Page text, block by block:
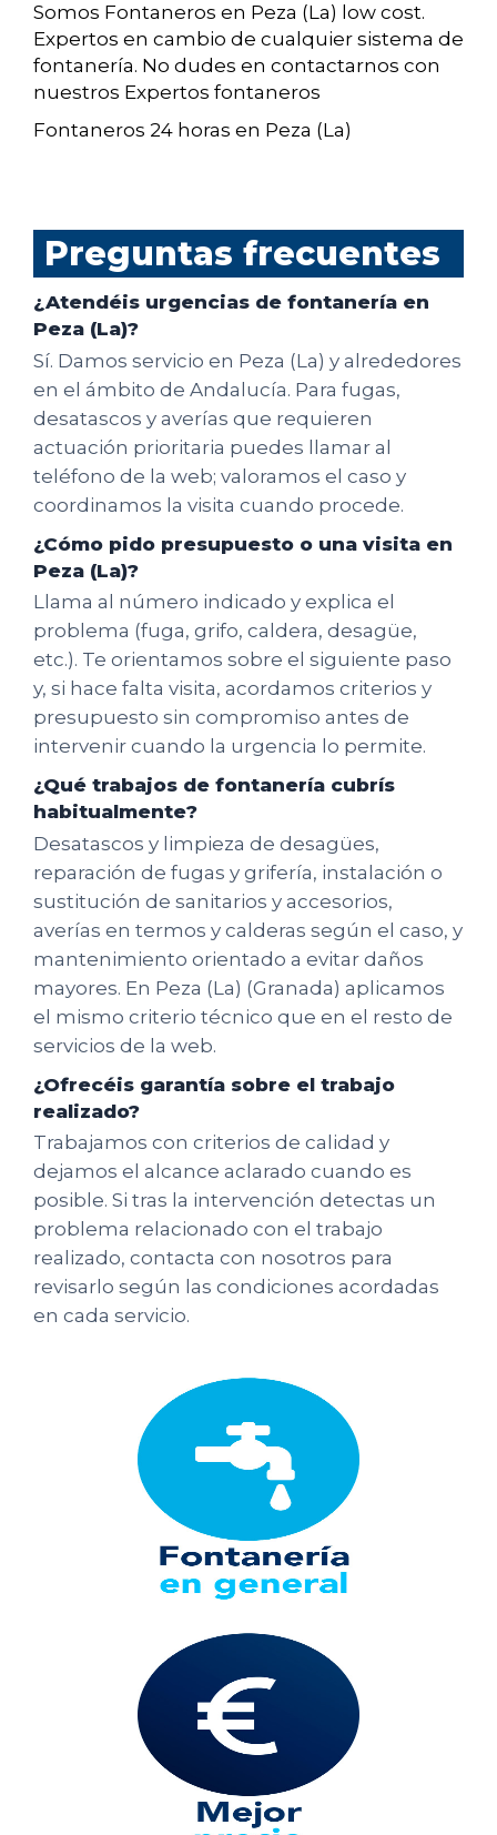
Somos Fontaneros en Peza (La) low cost.
Expertos en cambio de cualquier sistema de
fontanería. No dudes en contactarnos con
nuestros Expertos fontaneros
Fontaneros 24 horas en Peza (La)
Preguntas frecuentes
¿Atendéis urgencias de fontanería en
Peza (La)?
Sí. Damos servicio en Peza (La) y alrededores
en el ámbito de Andalucía. Para fugas,
desatascos y averías que requieren
actuación prioritaria puedes llamar al
teléfono de la web; valoramos el caso y
coordinamos la visita cuando procede.
¿Cómo pido presupuesto o una visita en
Peza (La)?
Llama al número indicado y explica el
problema (fuga, grifo, caldera, desagüe,
etc.). Te orientamos sobre el siguiente paso
y, si hace falta visita, acordamos criterios y
presupuesto sin compromiso antes de
intervenir cuando la urgencia lo permite.
¿Qué trabajos de fontanería cubrís
habitualmente?
Desatascos y limpieza de desagües,
reparación de fugas y grifería, instalación o
sustitución de sanitarios y accesorios,
averías en termos y calderas según el caso, y
mantenimiento orientado a evitar daños
mayores. En Peza (La) (Granada) aplicamos
el mismo criterio técnico que en el resto de
servicios de la web.
¿Ofrecéis garantía sobre el trabajo
realizado?
Trabajamos con criterios de calidad y
dejamos el alcance aclarado cuando es
posible. Si tras la intervención detectas un
problema relacionado con el trabajo
realizado, contacta con nosotros para
revisarlo según las condiciones acordadas
en cada servicio.